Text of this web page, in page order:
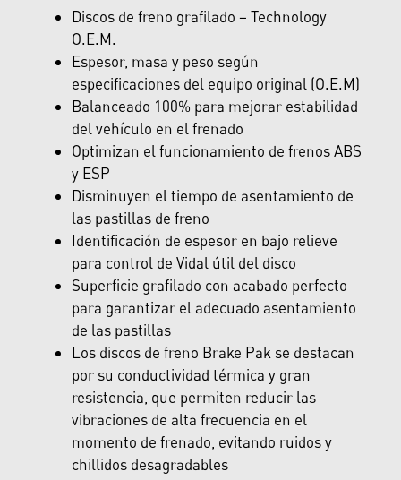
Discos de freno grafilado – Technology
O.E.M.
Espesor, masa y peso según
especificaciones del equipo original (O.E.M)
Balanceado 100% para mejorar estabilidad
del vehículo en el frenado
Optimizan el funcionamiento de frenos ABS
y ESP
Disminuyen el tiempo de asentamiento de
las pastillas de freno
Identificación de espesor en bajo relieve
para control de Vidal útil del disco
Superficie grafilado con acabado perfecto
para garantizar el adecuado asentamiento
de las pastillas
Los discos de freno Brake Pak se destacan
por su conductividad térmica y gran
resistencia, que permiten reducir las
vibraciones de alta frecuencia en el
momento de frenado, evitando ruidos y
chillidos desagradables